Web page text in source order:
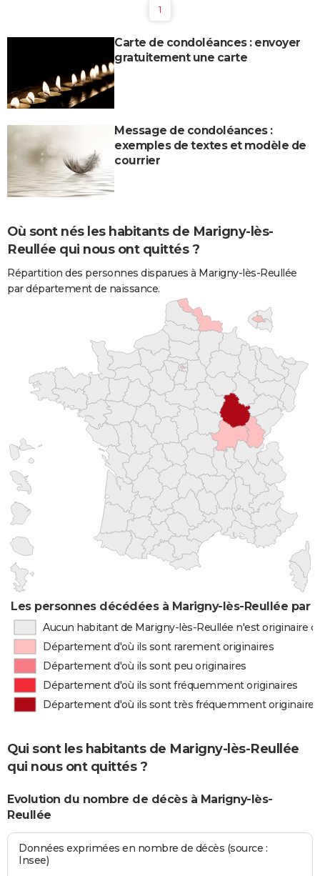
1
Carte de condoléances : envoyer
gratuitement une carte
Message de condoléances :
exemples de textes et modèle de
courrier
Où sont nés les habitants de Marigny-lès-
Reullée qui nous ont quittés ?
Répartition des personnes disparues à Marigny-lès-Reullée
par département de naissance.
Les personnes décédées à Marigny-lès-Reullée par
Aucun habitant de Marigny-lès-Reullée n'est originaire
Département d'où ils sont rarement originaires
Département d'où ils sont peu originaires
Département d'où ils sont fréquemment originaires
Département d'où ils sont très fréquemment originaires
Qui sont les habitants de Marigny-lès-Reullée
qui nous ont quittés ?
Evolution du nombre de décès à Marigny-lès-
Reullée
Données exprimées en nombre de décès (source :
Insee)